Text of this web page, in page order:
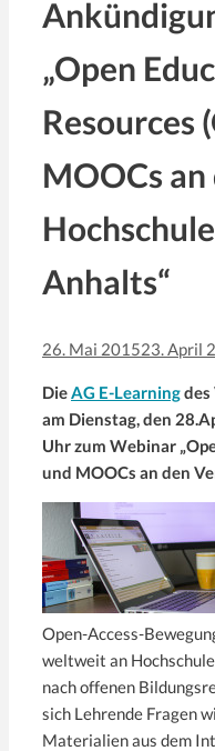
„Open
Resources
MOOCs an
Anhalts“
26. Mai 201523. April
DieAG E-Learning
am Dienstag, den
Uhr zum Webinar
und MOOCs an den
Open-Access-
weltweit an
nach offenen
sich Lehrende Fragen
Materialien aus dem